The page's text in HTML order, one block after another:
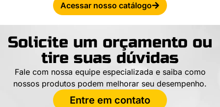
Acessar nosso catálogo
Solicite um orçamento ou
tire suas dúvidas
Fale com nossa equipe especializada e saiba como
nossos produtos podem melhorar seu desempenho.
Entre em contato